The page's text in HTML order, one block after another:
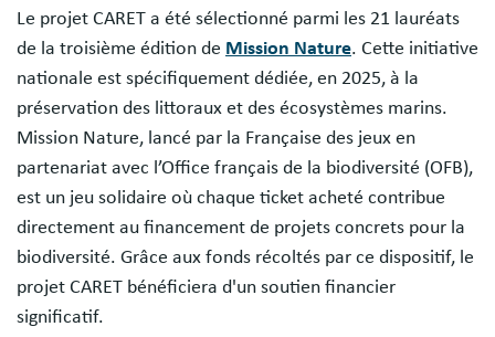
Le projet CARET a été sélectionné parmi les 21 lauréats
de la troisième édition de Mission Nature. Cette initiative
nationale est spécifiquement dédiée, en 2025, à la
préservation des littoraux et des écosystèmes marins.
Mission Nature, lancé par la Française des jeux en
partenariat avec l’Office français de la biodiversité (OFB),
est un jeu solidaire où chaque ticket acheté contribue
directement au financement de projets concrets pour la
biodiversité. Grâce aux fonds récoltés par ce dispositif, le
projet CARET bénéficiera d'un soutien financier
significatif.